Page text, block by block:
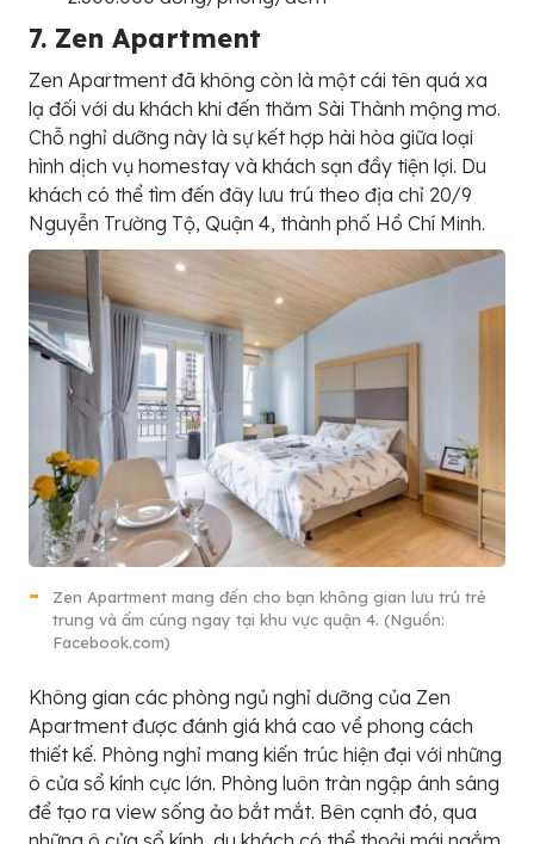
7. Zen Apartment
Zen Apartment đã không còn là một cái tên quá xa
lạ đối với du khách khi đến thăm Sài Thành mộng mơ.
Chỗ nghỉ dưỡng này là sự kết hợp hài hòa giữa loại
hình dịch vụ homestay và khách sạn đầy tiện lợi. Du
khách có thể tìm đến đây lưu trú theo địa chỉ 20/9
Nguyễn Trường Tộ, Quận 4, thành phố Hồ Chí Minh.
Zen Apartment mang đến cho bạn không gian lưu trú trẻ
trung và ấm cúng ngay tại khu vực quận 4. (Nguồn:
Facebook.com)
Không gian các phòng ngủ nghỉ dưỡng của Zen
Apartment được đánh giá khá cao về phong cách
thiết kế. Phòng nghỉ mang kiến trúc hiện đại với những
ô cửa sổ kính cực lớn. Phòng luôn tràn ngập ánh sáng
để tạo ra view sống ảo bắt mắt. Bên cạnh đó, qua